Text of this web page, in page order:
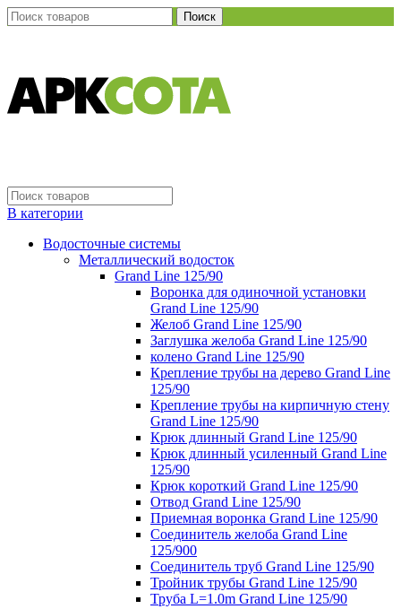
Поиск
В категории
Водосточные системы
Металлический водосток
Grand Line 125/90
Воронка для одиночной установки
Grand Line 125/90
Желоб Grand Line 125/90
Заглушка желоба Grand Line 125/90
колено Grand Line 125/90
Крепление трубы на дерево Grand Line
125/90
Крепление трубы на кирпичную стену
Grand Line 125/90
Крюк длинный Grand Line 125/90
Крюк длинный усиленный Grand Line
125/90
Крюк короткий Grand Line 125/90
Отвод Grand Line 125/90
Приемная воронка Grand Line 125/90
Соединитель желоба Grand Line
125/900
Соединитель труб Grand Line 125/90
Тройник трубы Grand Line 125/90
Труба L=1.0m Grand Line 125/90